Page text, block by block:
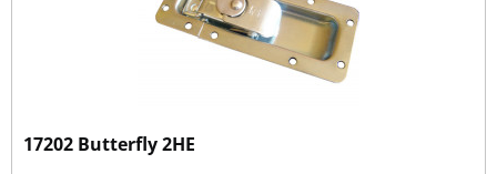
17202 Butterfly 2HE